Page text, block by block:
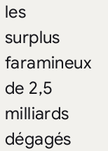
les
surplus
faramineux
de 2,5
milliards
dégagés